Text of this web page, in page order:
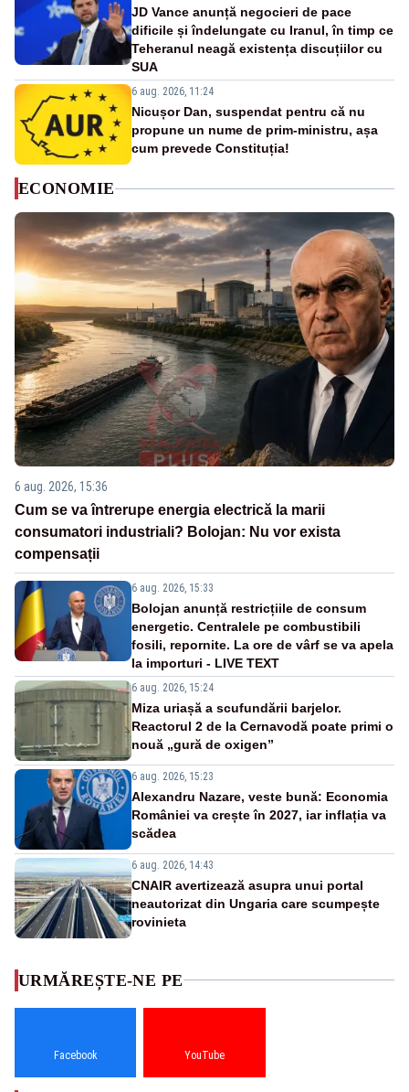
JD Vance anunță negocieri de pace
dificile și îndelungate cu Iranul, în timp ce
Teheranul neagă existența discuțiilor cu
SUA
6 aug. 2026, 11:24
Nicușor Dan, suspendat pentru că nu
propune un nume de prim-ministru, așa
cum prevede Constituția!
ECONOMIE
6 aug. 2026, 15:36
Cum se va întrerupe energia electrică la marii
consumatori industriali? Bolojan: Nu vor exista
compensații
6 aug. 2026, 15:33
Bolojan anunță restricțiile de consum
energetic. Centralele pe combustibili
fosili, repornite. La ore de vârf se va apela
la importuri - LIVE TEXT
6 aug. 2026, 15:24
Miza uriașă a scufundării barjelor.
Reactorul 2 de la Cernavodă poate primi o
nouă „gură de oxigen”
6 aug. 2026, 15:23
Alexandru Nazare, veste bună: Economia
României va crește în 2027, iar inflația va
scădea
6 aug. 2026, 14:43
CNAIR avertizează asupra unui portal
neautorizat din Ungaria care scumpește
rovinieta
URMĂREȘTE-NE PE
Facebook YouTube